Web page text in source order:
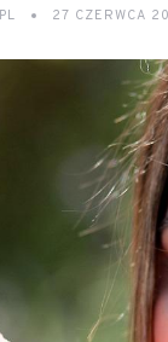
27 CZERWCA